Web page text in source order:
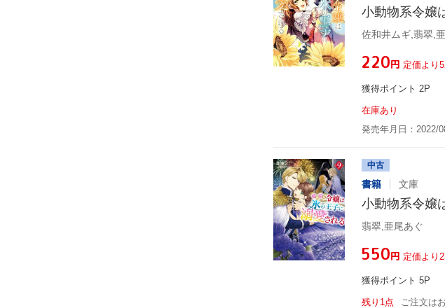
小動物系令嬢
佐和井ムギ,翡翠,
¥220円 定価より
獲得ポイント 2P
在庫あり
発売年月日：2022/
中古
書籍 文庫
小動物系令嬢
翡翠,亜尾あぐ
¥550円 定価より
獲得ポイント 5P
残り1点
ご注文は